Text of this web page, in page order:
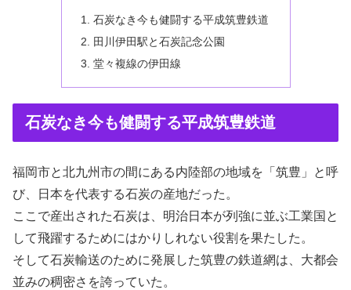
石炭なき今も健闘する平成筑豊鉄道
田川伊田駅と石炭記念公園
堂々複線の伊田線
石炭なき今も健闘する平成筑豊鉄道
福岡市と北九州市の間にある内陸部の地域を「筑豊」と呼
び、日本を代表する石炭の産地だった。
ここで産出された石炭は、明治日本が列強に並ぶ工業国と
して飛躍するためにはかりしれない役割を果たした。
そして石炭輸送のために発展した筑豊の鉄道網は、大都会
並みの稠密さを誇っていた。